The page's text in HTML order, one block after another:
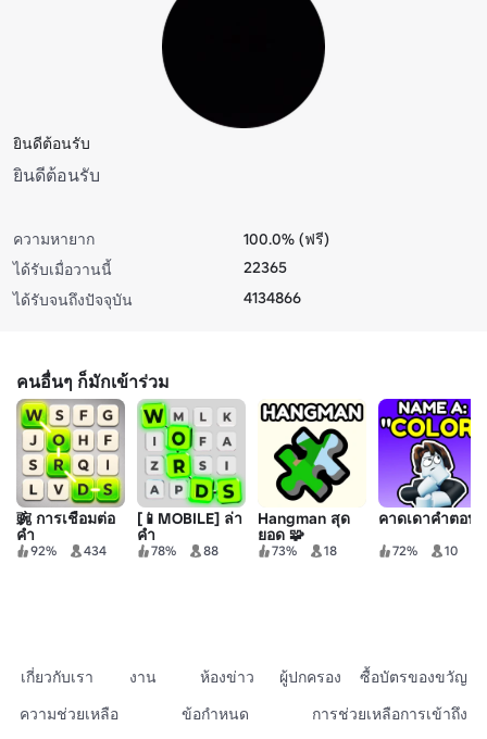
ยินดีต้อนรับ
ยินดีต้อนรับ
ความหายาก
100.0% (ฟรี)
ได้รับเมื่อวานนี้
22365
ได้รับจนถึงปัจจุบัน
4134866
คนอื่นๆ ก็มักเข้าร่วม
豌 การเชื่อมต่อ
คํา
92% 434
[📱MOBILE] ล่า
คํา
78% 88
Hangman สุด
ยอด 🧩
73% 18
คาดเดาคําตอบ!
72% 10
เกี่ยวกับเรา งาน ห้องข่าว ผู้ปกครอง
ซื้อบัตรของขวัญ
ความช่วยเหลือ
ข้อกำหนด การช่วยเหลือการเข้าถึง